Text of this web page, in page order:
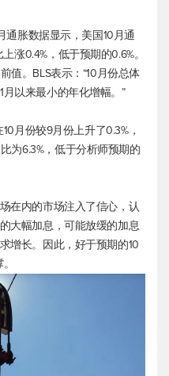
通胀数据显示，美国10月通
涨0.4%，低于预期的0.6%。
值。BLS表示：“10月份总体
月以来最小的年化增幅。”
月份较9月份上升了0.3%，
为6.3%，低于分析师预期的
在内的市场注入了信心，认
大幅加息，可能放缓的加息
增长。因此，好于预期的10